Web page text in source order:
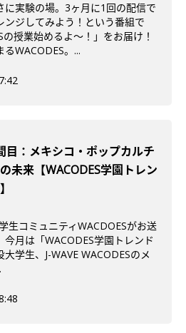
に実験の場。3ヶ月に1回の配信で
ジしてみよう！という番組で
授業始めるよ～！」をお届け！
WACODES。...
目：メキシコ・ポップカルチ
未来【WACODES学園トレン
生コミュニティWACDOESがお送
月は「WACODES学園トレンド
学生、J-WAVE WACODESのメ